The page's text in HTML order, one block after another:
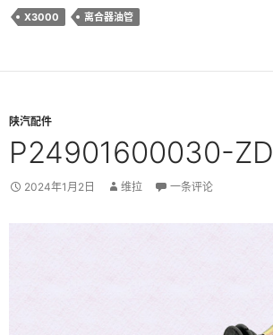
X3000 离合器油管
陕汽配件
P24901600030-ZD
2024年1月2日 维拉 一条评论